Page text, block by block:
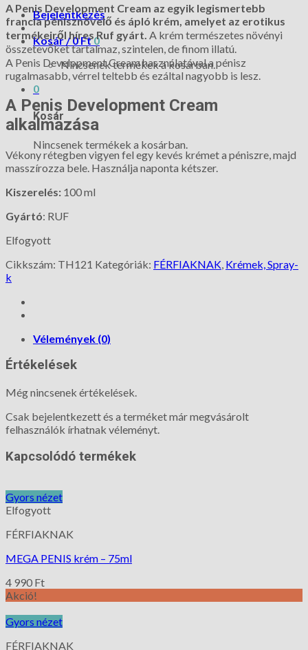
Bejelentkezés
Kosár /0Ft 0
Nincsenek termékek a kosárban.
0
Kosár
Nincsenek termékek a kosárban.
A Penis Development Cream az egyik legismertebb
francia pénisznövelő és ápló krém, amelyet az erotikus
termékeiről híres Ruf gyárt. A krém természetes növényi
összetevőket tartalmaz, szintelen, de finom illatú.
A Penis Development Cream használatával a pénisz
rugalmasabb, vérrel teltebb és ezáltal nagyobb is lesz.
A Penis Development Cream
alkalmazása
Vékony rétegben vigyen fel egy kevés krémet a péniszre, majd
masszírozza bele. Használja naponta kétszer.
Kiszerelés: 100 ml
Gyártó: RUF
Elfogyott
Cikkszám: TH121 Kategóriák: FÉRFIAKNAK Krémek, Spray-
k
Vélemények (0)
Értékelések
Még nincsenek értékelések.
Csak bejelentkezett és a terméket már megvásárolt
felhasználók írhatnak véleményt.
Kapcsolódó termékek
Gyors nézet
Elfogyott
FÉRFIAKNAK
MEGA PENIS krém – 75ml
4 990 Ft
Akció!
Gyors nézet
FÉRFIAKNAK